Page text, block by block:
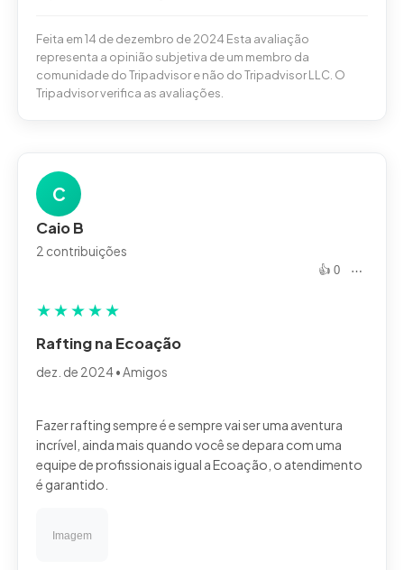
Feita em 14 de dezembro de 2024 Esta avaliação
representa a opinião subjetiva de um membro da
comunidade do Tripadvisor e não do Tripadvisor LLC. O
Tripadvisor verifica as avaliações.
C
Caio B
2 contribuições
👍 0 ⋯
★★★★★
Rafting na Ecoação
dez. de 2024 • Amigos
Fazer rafting sempre é e sempre vai ser uma aventura
incrível, ainda mais quando você se depara com uma
equipe de profissionais igual a Ecoação, o atendimento